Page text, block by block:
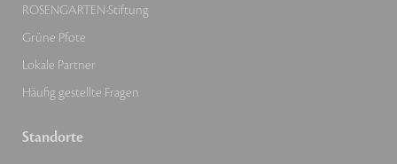
ROSENGARTEN-Stiftung
Grüne Pfote
Lokale Partner
Häufig gestellte Fragen
Standorte